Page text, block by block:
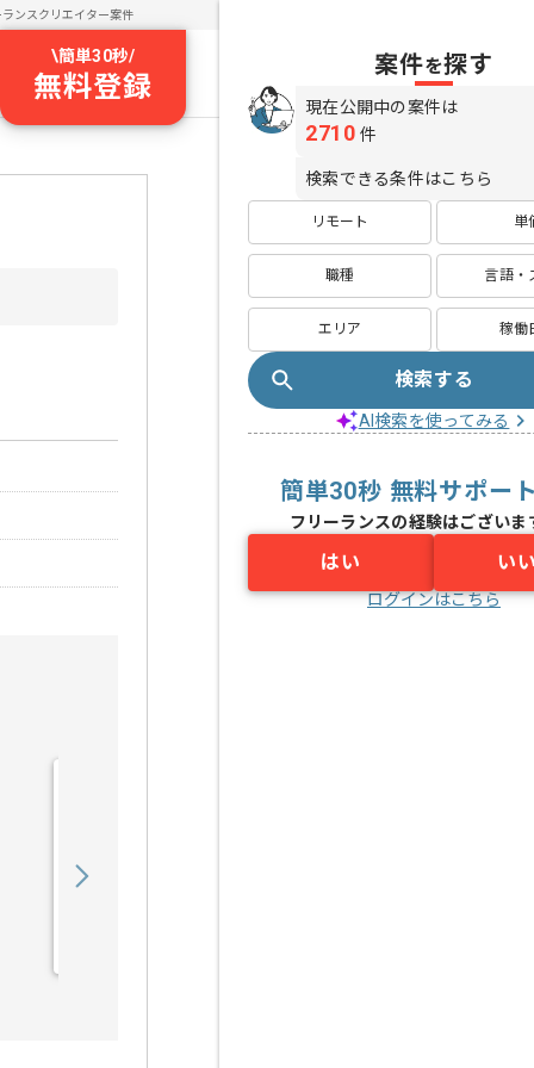
ランスクリエイター案件
\簡単30秒/
無料登録
案件を探す
現在公開中の案件は
2710 件
検索できる条件はこちら
リモート 単
職種 言語・
エリア 稼働
検索する
AI検索を使ってみる
簡単30秒 無料サポー
フリーランスの経験はございま
はい い
ログインはこちら